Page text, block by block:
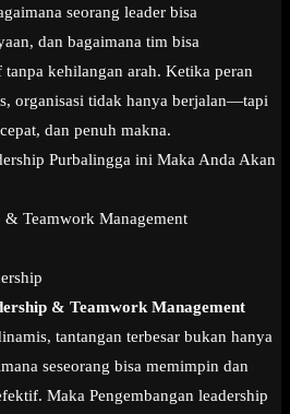
seorang leader bisa
dan bagaimana tim bisa
kehilangan arah. Ketika peran
organisasi tidak hanya berjalan—tapi
dan penuh makna.
Purbalingga ini Maka Anda Akan
Teamwork Management
& Teamwork Management
tantangan terbesar bukan hanya
seseorang bisa memimpin dan
Maka Pengembangan leadership